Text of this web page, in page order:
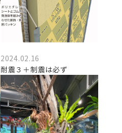
2024.02.16
耐震３＋制震は必ず